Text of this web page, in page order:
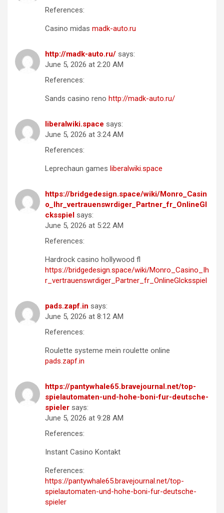
References:
Casino midas madk-auto.ru
http://madk-auto.ru/ says:
June 5, 2026 at 2:20 AM
References:
Sands casino reno http://madk-auto.ru/
liberalwiki.space says:
June 5, 2026 at 3:24 AM
References:
Leprechaun games liberalwiki.space
https://bridgedesign.space/wiki/Monro_Casin
o_Ihr_vertrauenswrdiger_Partner_fr_OnlineGl
cksspiel says:
June 5, 2026 at 5:22 AM
References:
Hardrock casino hollywood fl
https://bridgedesign.space/wiki/Monro_Casino_Ih
r_vertrauenswrdiger_Partner_fr_OnlineGlcksspiel
pads.zapf.in says:
June 5, 2026 at 8:12 AM
References:
Roulette systeme mein roulette online
pads.zapf.in
https://pantywhale65.bravejournal.net/top-
spielautomaten-und-hohe-boni-fur-deutsche-
spieler says:
June 5, 2026 at 9:28 AM
References:
Instant Casino Kontakt
References:
https://pantywhale65.bravejournal.net/top-
spielautomaten-und-hohe-boni-fur-deutsche-
spieler